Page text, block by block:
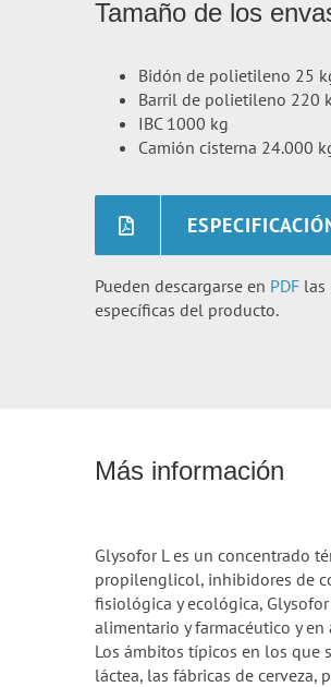
Tamaño de los
Bidón de polietileno 25
Barril de polietileno 220
IBC 1000 kg
Camión cisterna 24.000
Pueden descargarse en PDF las
específicas del producto.
Más información
Glysofor L es un concentrado
propilenglicol, inhibidores de
fisiológica y ecológica,
alimentario y farmacéutico y
Los ámbitos típicos en los que
láctea, las fábricas de cerveza,